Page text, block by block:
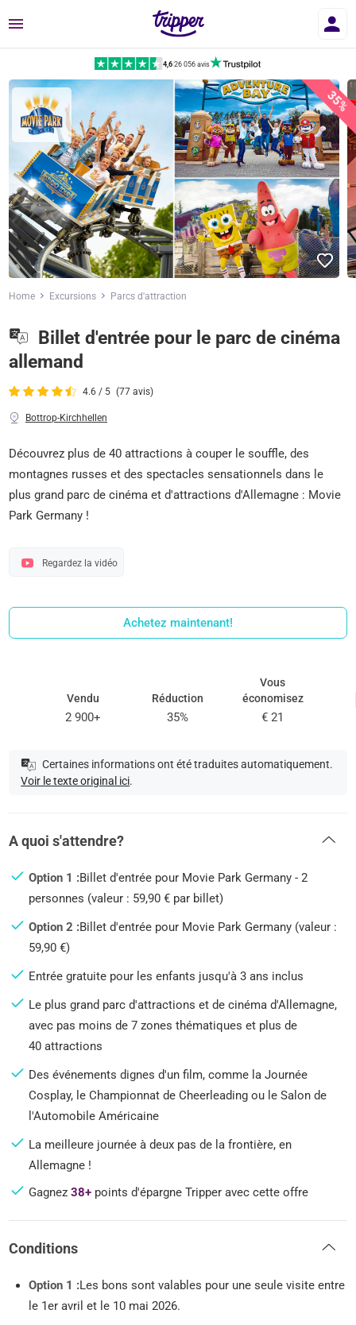
Menu
4,6|26 056 avis
35%
Home Excursions Parcs d'attraction
Billet d'entrée pour le parc de cinéma
allemand
4.6 / 5 (77 avis)
Bottrop-Kirchhellen
Découvrez plus de 40 attractions à couper le souffle, des
montagnes russes et des spectacles sensationnels dans le
plus grand parc de cinéma et d'attractions d'Allemagne : Movie
Park Germany !
Regardez la vidéo
Achetez maintenant!
Vendu
2 900+
Réduction
35%
Vous
économisez
€ 21
Certaines informations ont été traduites automatiquement.
Voir le texte original ici.
A quoi s'attendre?
Option 1 :Billet d'entrée pour Movie Park Germany - 2
personnes (valeur : 59,90 € par billet)
Option 2 :Billet d'entrée pour Movie Park Germany (valeur :
59,90 €)
Entrée gratuite pour les enfants jusqu'à 3 ans inclus
Le plus grand parc d'attractions et de cinéma d'Allemagne,
avec pas moins de 7 zones thématiques et plus de
40 attractions
Des événements dignes d'un film, comme la Journée
Cosplay, le Championnat de Cheerleading ou le Salon de
l'Automobile Américaine
La meilleure journée à deux pas de la frontière, en
Allemagne !
Gagnez38+ points d'épargne Tripper avec cette offre
Conditions
Option 1 :Les bons sont valables pour une seule visite entre
le 1er avril et le 10 mai 2026.